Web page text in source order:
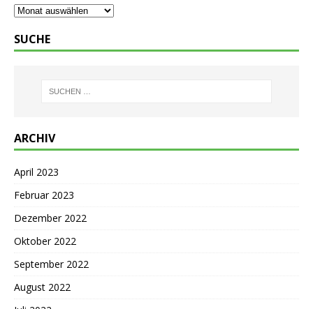
SUCHE
ARCHIV
April 2023
Februar 2023
Dezember 2022
Oktober 2022
September 2022
August 2022